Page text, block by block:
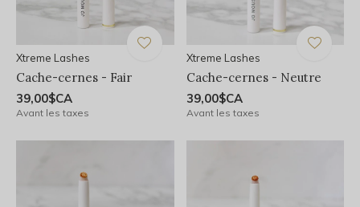
Xtreme Lashes
Cache-cernes - Fair
39,00$CA
Avant les taxes
Xtreme Lashes
Cache-cernes - Neutre
39,00$CA
Avant les taxes